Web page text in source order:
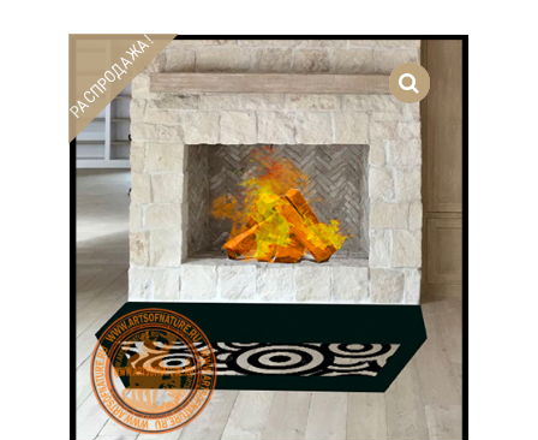
РАСПРОДАЖА!